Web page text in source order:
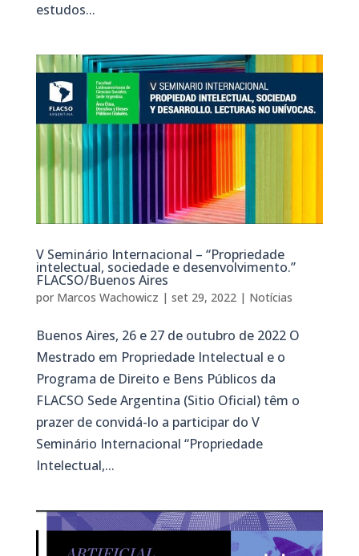
estudos...
V Seminário Internacional – “Propriedade
intelectual, sociedade e desenvolvimento.”
FLACSO/Buenos Aires
por Marcos Wachowicz | set 29, 2022| Notícias
Buenos Aires, 26 e 27 de outubro de 2022 O
Mestrado em Propriedade Intelectual e o
Programa de Direito e Bens Públicos da
FLACSO Sede Argentina (Sitio Oficial) têm o
prazer de convidá-lo a participar do V
Seminário Internacional “Propriedade
Intelectual,...